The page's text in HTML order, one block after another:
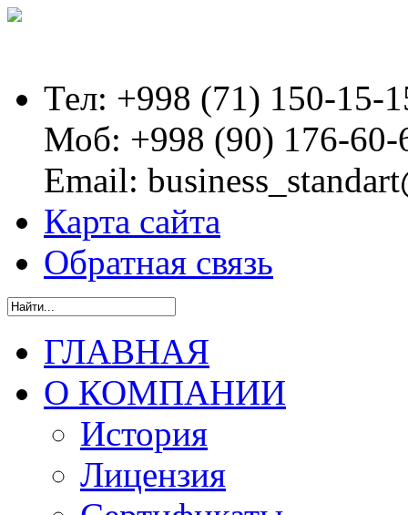
Тел: +998 (71) 150-15-
Моб: +998 (90) 176-60-
Email:
Карта сайта
Обратная связь
ГЛАВНАЯ
О КОМПАНИИ
История
Лицензия